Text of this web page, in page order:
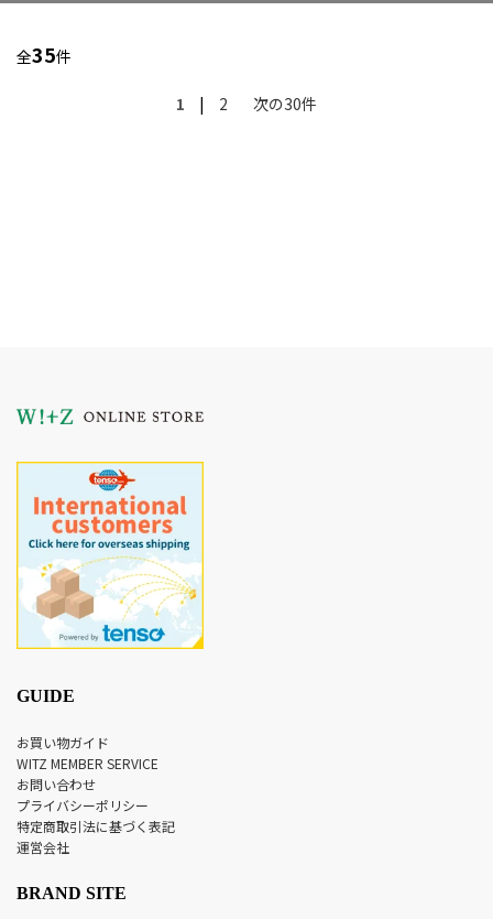
全35件
1 | 2 次の30件
GUIDE
お買い物ガイド
WITZ MEMBER SERVICE
お問い合わせ
プライバシーポリシー
特定商取引法に基づく表記
運営会社
BRAND SITE